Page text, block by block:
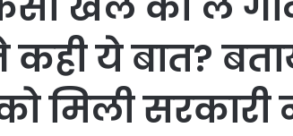
कही ये बात?
मिली सरकारी